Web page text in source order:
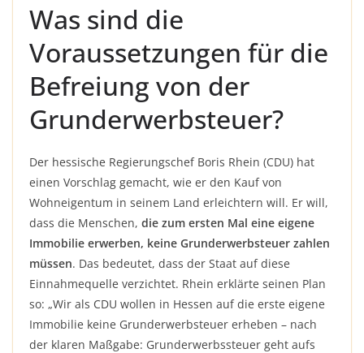
Was sind die
Voraussetzungen für die
Befreiung von der
Grunderwerbsteuer?
Der hessische Regierungschef Boris Rhein (CDU) hat
einen Vorschlag gemacht, wie er den Kauf von
Wohneigentum in seinem Land erleichtern will. Er will,
dass die Menschen, die zum ersten Mal eine eigene
Immobilie erwerben, keine Grunderwerbsteuer zahlen
müssen. Das bedeutet, dass der Staat auf diese
Einnahmequelle verzichtet. Rhein erklärte seinen Plan
so: „Wir als CDU wollen in Hessen auf die erste eigene
Immobilie keine Grunderwerbsteuer erheben – nach
der klaren Maßgabe: Grunderwerbssteuer geht aufs